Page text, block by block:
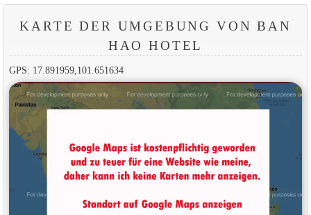
KARTE DER UMGEBUNG VON BAN
HAO HOTEL
GPS: 17.891959,101.651634